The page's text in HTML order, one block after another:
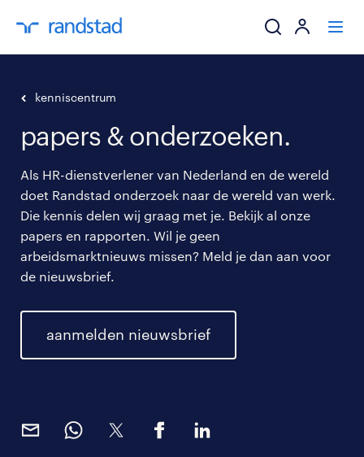
werkgevers
mijn carrière
over randstad
kenniscentrum
papers & onderzoeken.
Als HR-dienstverlener van Nederland en de wereld
doet Randstad onderzoek naar de wereld van werk.
Die kennis delen wij graag met je. Bekijk al onze
papers en rapporten. Wil je geen
arbeidsmarktnieuws missen? Meld je dan aan voor
de nieuwsbrief.
aanmelden nieuwsbrief